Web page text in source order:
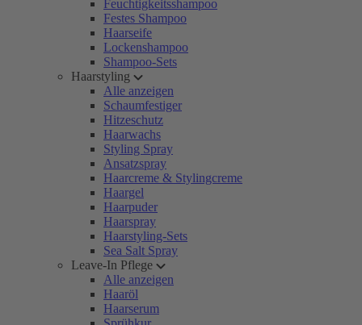
Feuchtigkeitsshampoo
Festes Shampoo
Haarseife
Lockenshampoo
Shampoo-Sets
Haarstyling
Alle anzeigen
Schaumfestiger
Hitzeschutz
Haarwachs
Styling Spray
Ansatzspray
Haarcreme & Stylingcreme
Haargel
Haarpuder
Haarspray
Haarstyling-Sets
Sea Salt Spray
Leave-In Pflege
Alle anzeigen
Haaröl
Haarserum